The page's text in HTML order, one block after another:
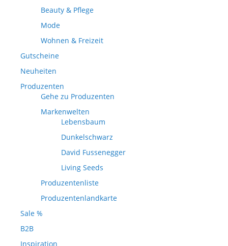
Beauty & Pflege
Mode
Wohnen & Freizeit
Gutscheine
Neuheiten
Produzenten
Gehe zu Produzenten
Markenwelten
Lebensbaum
Dunkelschwarz
David Fussenegger
Living Seeds
Produzentenliste
Produzentenlandkarte
Sale %
B2B
Inspiration